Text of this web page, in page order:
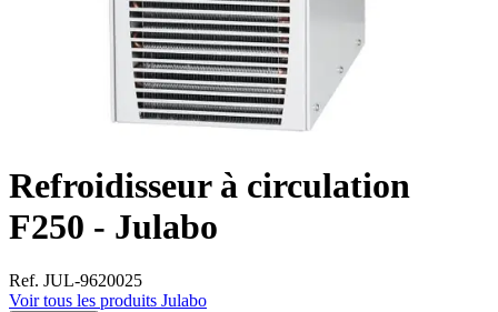
Refroidisseur à circulation
F250 - Julabo
Ref. JUL-9620025
Voir tous les produits Julabo